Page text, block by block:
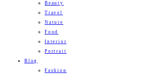
Beauty
Travel
Nature
Food
Interior
Portrait
Blog
Fashion